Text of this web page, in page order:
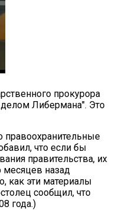
прокурора
Либермана". Это
правоохранительные
что если бы
правительства, их
назад
как эти материалы
сообщил, что
года.)